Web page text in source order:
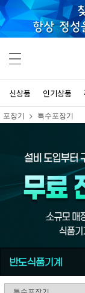
신상품 인기상품
포장기 특수포장기